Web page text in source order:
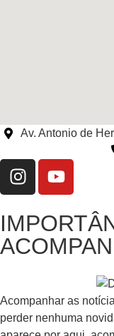
Av. Antonio de
Acompanhar as
perder nenhuma